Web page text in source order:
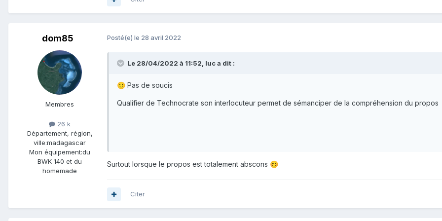
dom85
Membres
26 k
Département, région,
ville:madagascar
Mon équipement:du
BWK 140 et du
homemade
Posté(e) le 28 avril 2022
Le 28/04/2022 à 11:52, luca dit :
🙂 Pas de soucis
Qualifier de Technocrate son interlocuteur permet de sémanciper de la compréhension du propos
Surtout lorsque le propos est totalement abscons 😊
Citer